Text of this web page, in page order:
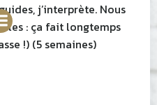
j’interprète. Nous
: ça fait longtemps
!) (5 semaines)